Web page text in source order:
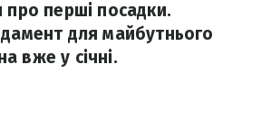
про перші посадки.
для майбутнього
вже у січні.